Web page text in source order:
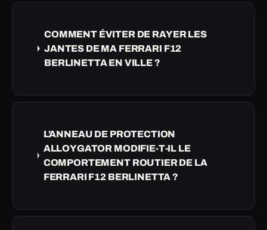
COMMENT ÉVITER DE RAYER LES
JANTES DE MA FERRARI F12
BERLINETTA EN VILLE ?
L'ANNEAU DE PROTECTION
ALLOYGATOR MODIFIE-T-IL LE
COMPORTEMENT ROUTIER DE LA
FERRARI F12 BERLINETTA ?